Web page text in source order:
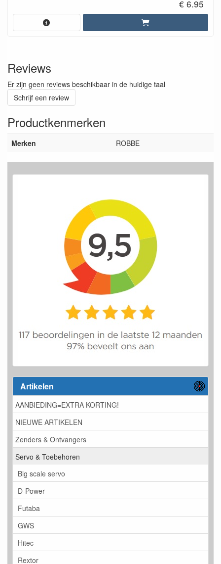
Artikelen
AANBIEDING=EXTRA KORTING!
NIEUWE ARTIKELEN
Zenders & Ontvangers
Servo & Toebehoren
Big scale servo
D-Power
Futaba
GWS
Hitec
Rextor
€ 6.95
Reviews
Er zijn geen reviews beschikbaar in de huidige taal
Schrijf een review
Productkenmerken
Merken ROBBE